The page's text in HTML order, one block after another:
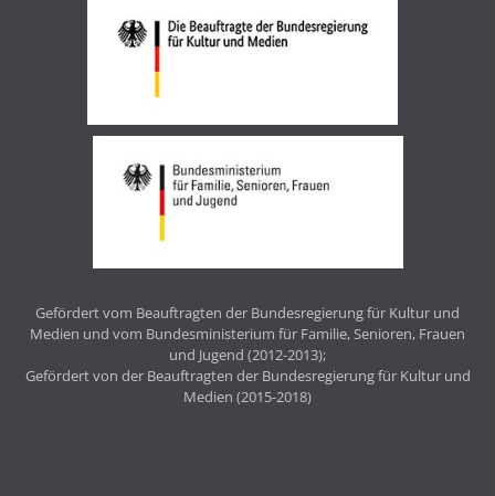
Gefördert vom Beauftragten der Bundesregierung für Kultur und
Medien und vom Bundesministerium für Familie, Senioren, Frauen
und Jugend (2012-2013);
Gefördert von der Beauftragten der Bundesregierung für Kultur und
Medien (2015-2018)